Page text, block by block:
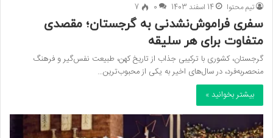
تیم محتوا 14 اسفند 1403 0
7
سفری فراموش‌نشدنی به گرجستان؛ مقصدی
متفاوت برای هر سلیقه
گرجستان، کشوری با ترکیبی جذاب از تاریخ کهن، طبیعت نفس‌گیر و فرهنگ
منحصر‌به‌فرد، در سال‌های اخیر به یکی از محبوب‌ترین…
بیشتر بخوانید »